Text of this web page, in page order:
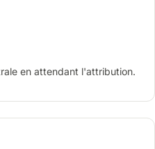
en attendant l'attribution.